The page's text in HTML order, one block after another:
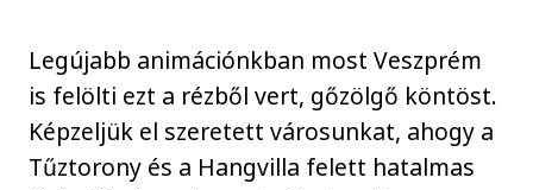
Legújabb animációnkban most Veszprém
is felölti ezt a rézből vert, gőzölgő köntöst.
Képzeljük el szeretett városunkat, ahogy a
Tűztorony és a Hangvilla felett hatalmas